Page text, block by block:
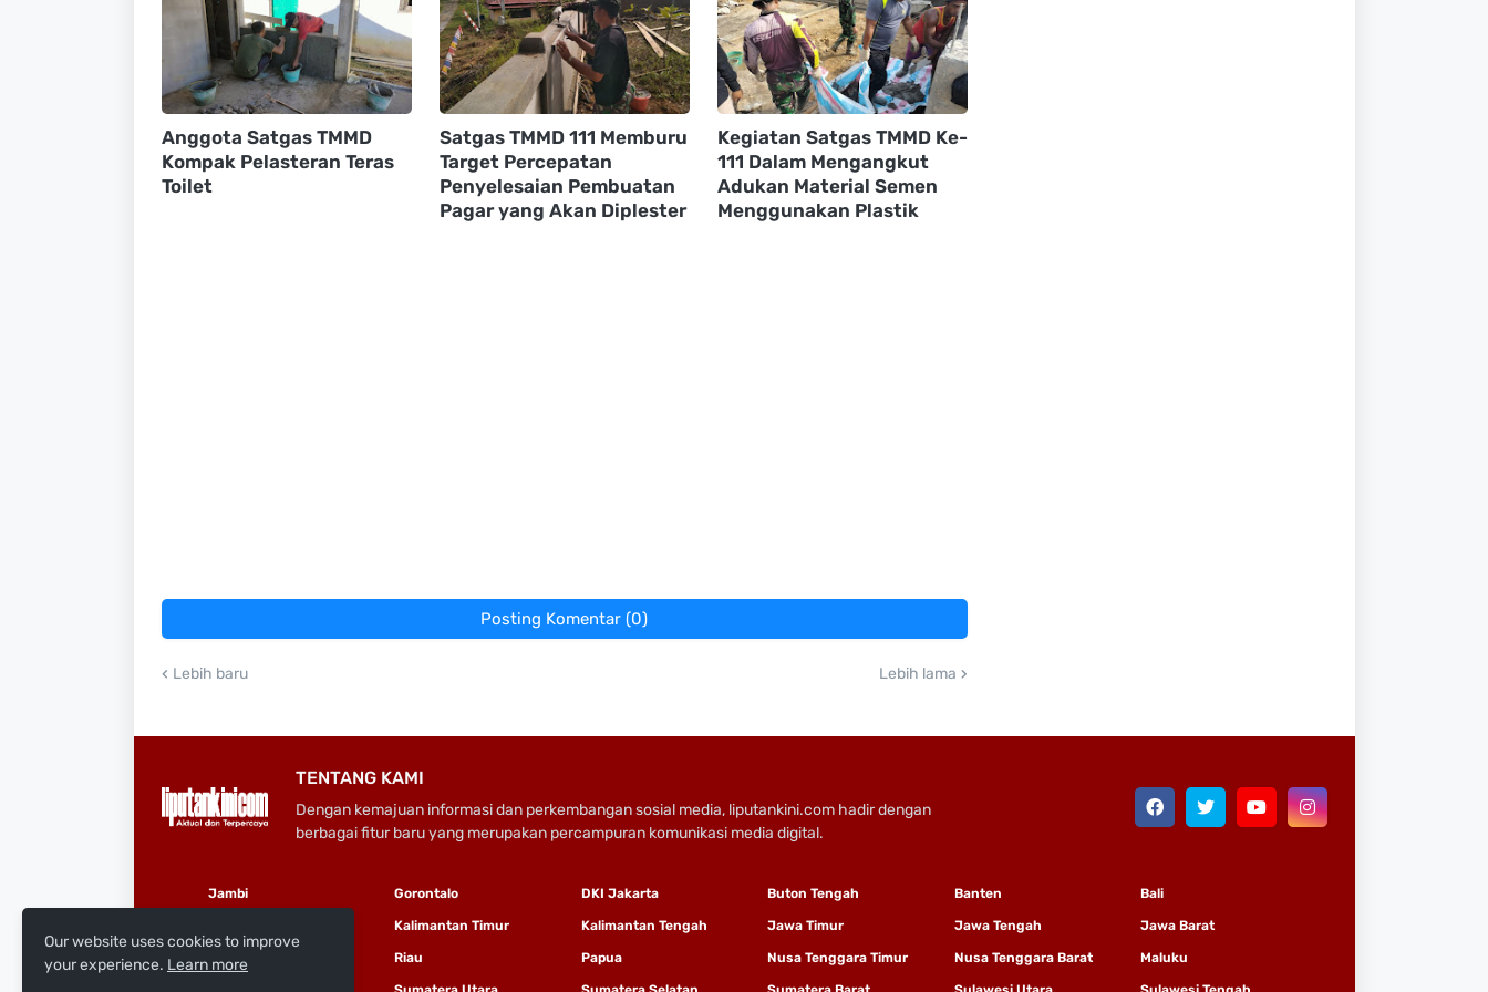
Anggota Satgas TMMD
Kompak Pelasteran Teras
Toilet
Satgas TMMD 111 Memburu
Target Percepatan
Penyelesaian Pembuatan
Pagar yang Akan Diplester
Kegiatan Satgas TMMD Ke-
111 Dalam Mengangkut
Adukan Material Semen
Menggunakan Plastik
Posting Komentar (0)
Lebih baru Lebih lama
TENTANG KAMI
Dengan kemajuan informasi dan perkembangan sosial media, liputankini.com hadir dengan
berbagai fitur baru yang merupakan percampuran komunikasi media digital.
Bali
Banten
Buton Tengah
DKI Jakarta
Gorontalo
Jambi
Jawa Barat
Jawa Tengah
Jawa Timur
Kalimantan Tengah
Kalimantan Timur
Maluku
Nusa Tenggara Barat
Nusa Tenggara Timur
Papua
Riau
Sulawesi Selatan
Our website uses cookies to improve
your experience. Learn more